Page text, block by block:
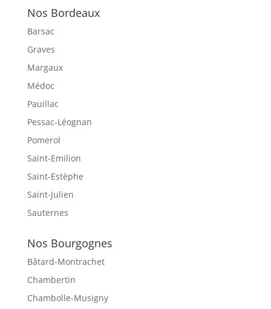
Nos Bordeaux
Barsac
Graves
Margaux
Médoc
Pauillac
Pessac-Léognan
Pomerol
Saint-Emilion
Saint-Estèphe
Saint-Julien
Sauternes
Nos Bourgognes
Bâtard-Montrachet
Chambertin
Chambolle-Musigny